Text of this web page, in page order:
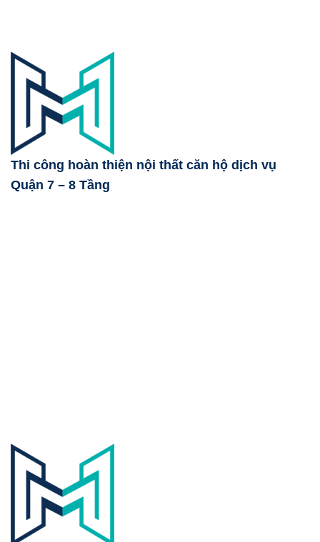
Thi công hoàn thiện nội thất căn hộ dịch vụ
Quận 7 – 8 Tầng